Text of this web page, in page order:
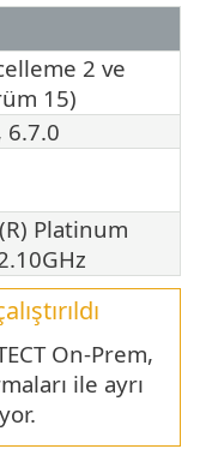
2 ve
15)
6.7.0
Platinum
On-Prem,
ile ayrı